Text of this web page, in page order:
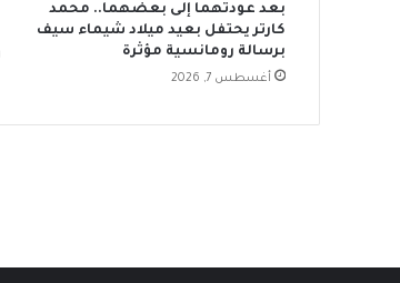
بعد عودتهما إلى بعضهما.. محمد
كارتر يحتفل بعيد ميلاد شيماء سيف
برسالة رومانسية مؤثرة
أغسطس 7, 2026